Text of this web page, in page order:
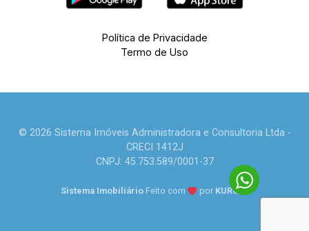
Política de Privacidade
Termo de Uso
© 2026 Sistema Imóveis Administradora e Consultoria Ltda -
CRECI 1412J
CNPJ: 45.753.589/0001-37
Sistema Imobiliário Feito com por KUROLE